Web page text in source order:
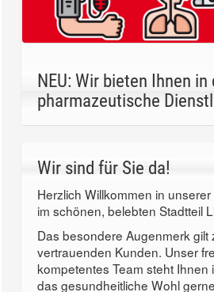
NEU: Wir bieten Ihnen
pharmazeutische
Wir sind für Sie da!
Herzlich Willkommen in
im schönen, belebten Stadtteil
Das besondere Augenmerk gilt
vertrauenden Kunden. Unser
kompetentes Team steht Ihnen
das gesundheitliche Wohl